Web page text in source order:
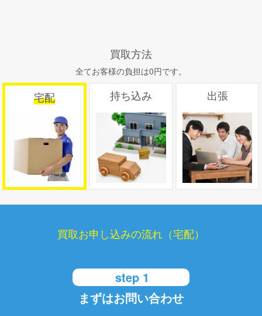
買取方法
全てお客様の負担は0円です。
宅配 持ち込み 出張
買取お申し込みの流れ（宅配）
step 1
まずはお問い合わせ